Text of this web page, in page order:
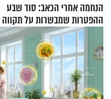
הנחמה אחרי הכאב: סוד שבע
ההפטרות שמבשרות על תקווה
וגאולה